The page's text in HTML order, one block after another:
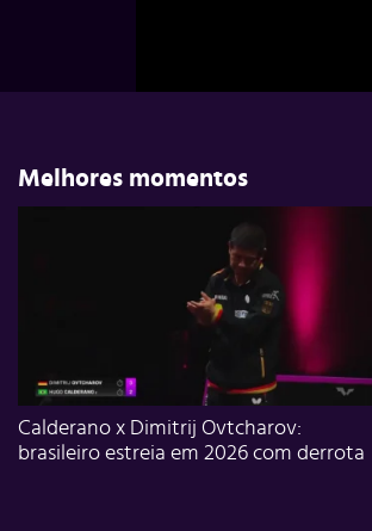
Melhores momentos
Calderano x Dimitrij Ovtcharov:
brasileiro estreia em 2026 com derrota